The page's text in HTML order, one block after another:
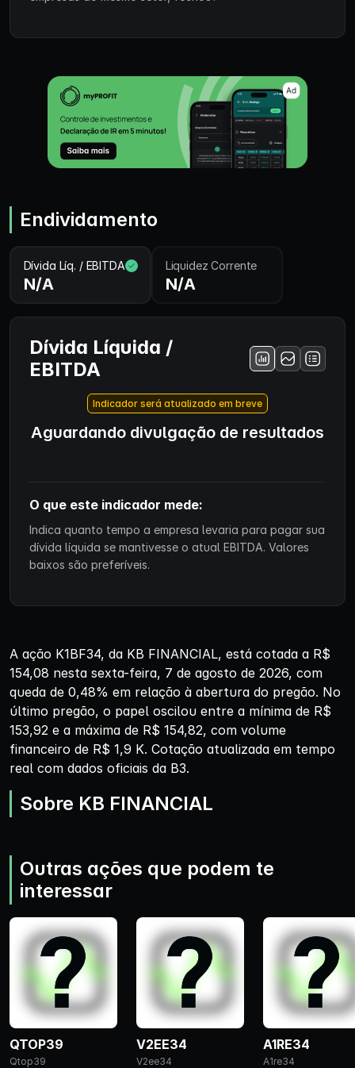
Endividamento
Dívida Líq. / EBITDA
N/A
Liquidez Corrente
N/A
Dívida Líquida /
EBITDA
Indicador será atualizado em breve
Aguardando divulgação de resultados
O que este indicador mede:
Indica quanto tempo a empresa levaria para pagar sua
dívida líquida se mantivesse o atual EBITDA. Valores
baixos são preferíveis.
A ação K1BF34, da KB FINANCIAL, está cotada a R$
154,08 nesta sexta-feira, 7 de agosto de 2026, com
queda de 0,48% em relação à abertura do pregão. No
último pregão, o papel oscilou entre a mínima de R$
153,92 e a máxima de R$ 154,82, com volume
financeiro de R$ 1,9 K. Cotação atualizada em tempo
real com dados oficiais da B3.
Sobre KB FINANCIAL
Outras ações que podem te
interessar
QTOP39
Qtop39
V2EE34
V2ee34
A1RE34
A1re34